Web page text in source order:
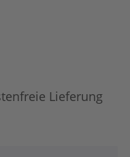
Lieferung